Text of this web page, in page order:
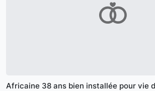
Africaine 38 ans bien installée pour vie